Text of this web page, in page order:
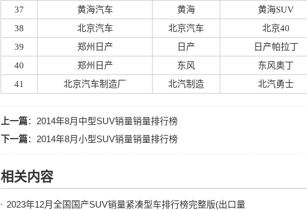
37
黄海汽车 黄海 黄海SUV
38
北京汽车 北京汽车 北京40
39
郑州日产 日产 日产帕拉丁
40
郑州日产 东风 东风奥丁
41
北京汽车制造厂 北汽制造 北汽勇士
上一篇： 2014年8月中型SUV销量销量排行榜
下一篇： 2014年8月小型SUV销量销量排行榜
相关内容
2023年12月全国国产SUV销量紧凑型车排行榜完整版(出口量